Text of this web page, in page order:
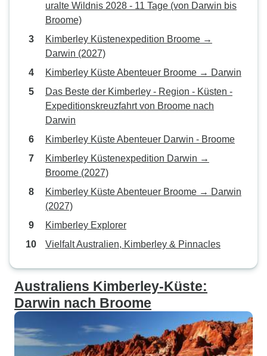
uralte Wildnis 2028 - 11 Tage (von Darwin bis
Broome)
Kimberley Küstenexpedition Broome →
Darwin (2027)
Kimberley Küste Abenteuer Broome → Darwin
Das Beste der Kimberley - Region - Küsten -
Expeditionskreuzfahrt von Broome nach
Darwin
Kimberley Küste Abenteuer Darwin - Broome
Kimberley Küstenexpedition Darwin →
Broome (2027)
Kimberley Küste Abenteuer Broome → Darwin
(2027)
Kimberley Explorer
Vielfalt Australien, Kimberley & Pinnacles
Australiens Kimberley-Küste:
Darwin nach Broome